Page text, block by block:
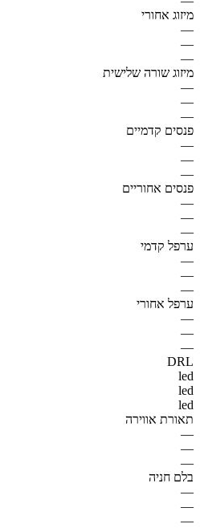
מיזוג אחורי
—
—
—
מיזוג שורה שלישית
—
—
—
פנסים קדמיים
—
—
—
פנסים אחוריים
—
—
—
ערפל קדמי
—
—
—
ערפל אחורי
—
—
—
DRL
led
led
led
תאורת אווירה
—
—
—
בלם חניה
—
—
—